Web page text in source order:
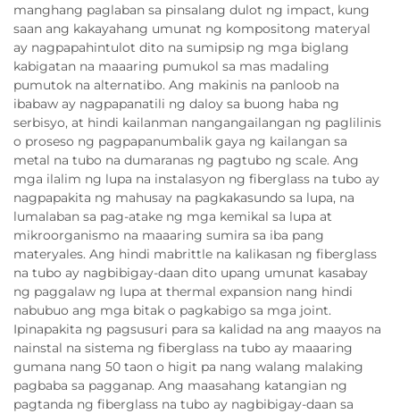
manghang paglaban sa pinsalang dulot ng impact, kung
saan ang kakayahang umunat ng kompositong materyal
ay nagpapahintulot dito na sumipsip ng mga biglang
kabigatan na maaaring pumukol sa mas madaling
pumutok na alternatibo. Ang makinis na panloob na
ibabaw ay nagpapanatili ng daloy sa buong haba ng
serbisyo, at hindi kailanman nangangailangan ng paglilinis
o proseso ng pagpapanumbalik gaya ng kailangan sa
metal na tubo na dumaranas ng pagtubo ng scale. Ang
mga ilalim ng lupa na instalasyon ng fiberglass na tubo ay
nagpapakita ng mahusay na pagkakasundo sa lupa, na
lumalaban sa pag-atake ng mga kemikal sa lupa at
mikroorganismo na maaaring sumira sa iba pang
materyales. Ang hindi mabrittle na kalikasan ng fiberglass
na tubo ay nagbibigay-daan dito upang umunat kasabay
ng paggalaw ng lupa at thermal expansion nang hindi
nabubuo ang mga bitak o pagkabigo sa mga joint.
Ipinapakita ng pagsusuri para sa kalidad na ang maayos na
nainstal na sistema ng fiberglass na tubo ay maaaring
gumana nang 50 taon o higit pa nang walang malaking
pagbaba sa pagganap. Ang maasahang katangian ng
pagtanda ng fiberglass na tubo ay nagbibigay-daan sa